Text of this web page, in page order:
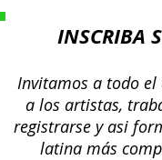
INSCRIBA
Invitamos a todo
a los artistas,
registrarse y asi
latina más